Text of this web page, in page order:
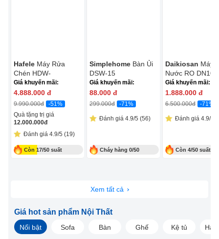
Hafele Máy Rửa
Chén HDW-
T5531B/538.21.350
Giá khuyến mãi:
4.888.000 đ
9.990.000đ
-51%
Quà tặng trị giá
12.000.000đ
Đánh giá 4.9/5 (19)
Còn 17/50 suất
Simplehome Bàn Ủi
DSW-15
Giá khuyến mãi:
88.000 đ
299.000đ -71%
Đánh giá 4.9/5 (56)
Cháy hàng 0/50
Daikiosan Máy
Nước RO
Lõi RO Mỹ
Giá khuyến mãi:
1.888.000 đ
6.500.000đ -71%
Đánh giá 4.9/5
Còn 4/50 suất
Xem tất cả
Giá hot sản phẩm Nội Thất
Nổi bật Sofa Bàn Ghế Kệ tủ